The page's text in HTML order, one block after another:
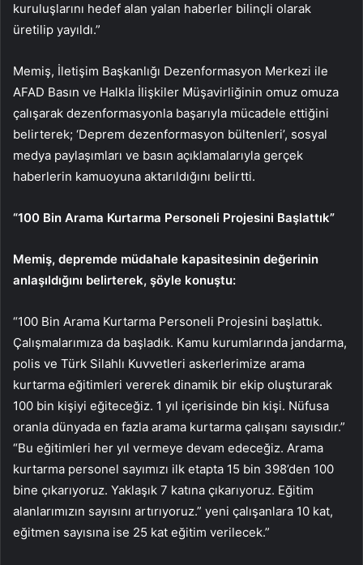
kuruluşlarını hedef alan yalan haberler bilinçli olarak
üretilip yayıldı.”
Memiş, İletişim Başkanlığı Dezenformasyon Merkezi ile
AFAD Basın ve Halkla İlişkiler Müşavirliğinin omuz omuza
çalışarak dezenformasyonla başarıyla mücadele ettiğini
belirterek; ‘Deprem dezenformasyon bültenleri’, sosyal
medya paylaşımları ve basın açıklamalarıyla gerçek
haberlerin kamuoyuna aktarıldığını belirtti.
“100 Bin Arama Kurtarma Personeli Projesini Başlattık”
Memiş, depremde müdahale kapasitesinin değerinin
anlaşıldığını belirterek, şöyle konuştu:
“100 Bin Arama Kurtarma Personeli Projesini başlattık.
Çalışmalarımıza da başladık. Kamu kurumlarında jandarma,
polis ve Türk Silahlı Kuvvetleri askerlerimize arama
kurtarma eğitimleri vererek dinamik bir ekip oluşturarak
100 bin kişiyi eğiteceğiz. 1 yıl içerisinde bin kişi. Nüfusa
oranla dünyada en fazla arama kurtarma çalışanı sayısıdır.”
“Bu eğitimleri her yıl vermeye devam edeceğiz. Arama
kurtarma personel sayımızı ilk etapta 15 bin 398’den 100
bine çıkarıyoruz. Yaklaşık 7 katına çıkarıyoruz. Eğitim
alanlarımızın sayısını artırıyoruz.” yeni çalışanlara 10 kat,
eğitmen sayısına ise 25 kat eğitim verilecek.”